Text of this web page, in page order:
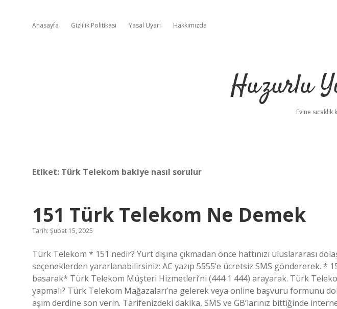
Anasayfa Gizlilik Politikası Yasal Uyarı Hakkımızda
Huzurlu
Evine
Etiket: Türk Telekom bakiye nasıl sorulur
151 Türk Telekom Ne Demek
Tarih: Şubat 15, 2025
Türk Telekom * 151 nedir? Yurt dışına çıkmadan önce hattınızı uluslararası
seçeneklerden yararlanabilirsiniz: AC yazıp 5555’e ücretsiz SMS göndererek. *
basarak* Türk Telekom Müşteri Hizmetleri’ni (444 1 444) arayarak. Türk
yapmalı? Türk Telekom Mağazaları’na gelerek veya online başvuru formunu
aşım derdine son verin. Tarifenizdeki dakika, SMS ve GB’larınız bittiğinde